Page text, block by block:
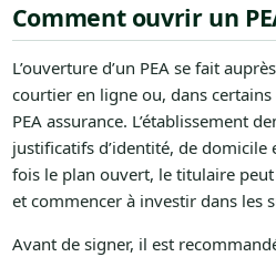
Comment ouvrir un
L’ouverture d’un PEA se fait
courtier en ligne ou, dans certains
PEA assurance. L’établissement
justificatifs d’identité, de domicile
fois le plan ouvert, le titulaire
et commencer à investir dans les
Avant de signer, il est